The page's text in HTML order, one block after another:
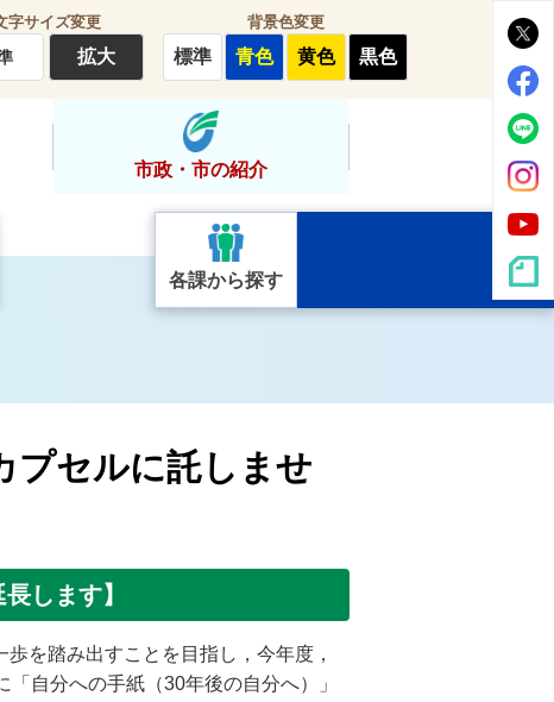
字サイズ変更
拡大
背景色変更
標準 青色 黄色 黒色
市政・市の紹介
各課から探す
プセルに託しませ
します】
を踏み出すことを目指し，今年度，
自分への手紙（30年後の自分へ）」